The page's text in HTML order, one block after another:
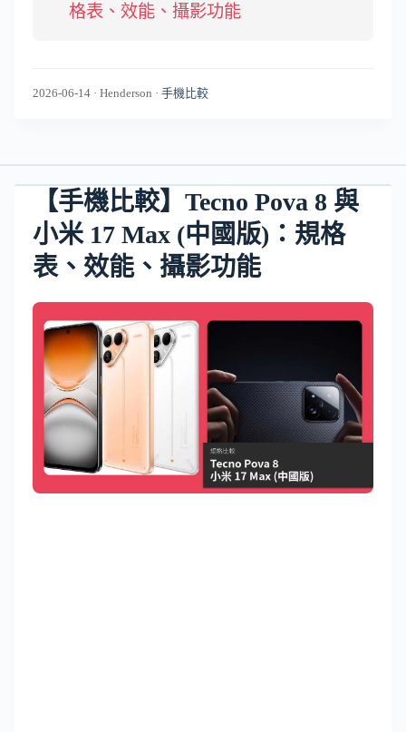
格表、效能、攝影功能
2026-06-14 · Henderson · 手機比較
【手機比較】Tecno Pova 8 與
小米 17 Max (中國版)：規格
表、效能、攝影功能